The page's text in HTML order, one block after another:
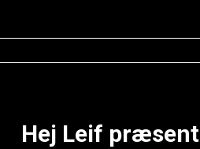
Hej Leif